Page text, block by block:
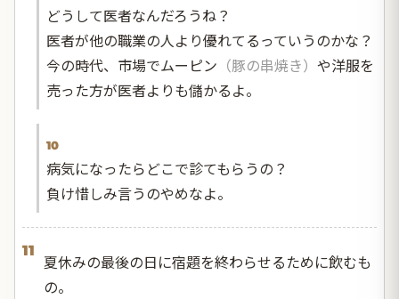
どうして医者なんだろうね？
医者が他の職業の人より優れてるっていうのかな？
今の時代、市場でムーピン （豚の串焼き） や洋服を
売った方が医者よりも儲かるよ。
10
病気になったらどこで診てもらうの？
負け惜しみ言うのやめなよ。
11
夏休みの最後の日に宿題を終わらせるために飲むも
の。